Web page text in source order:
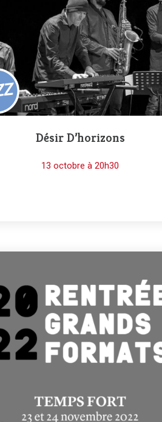
Désir D’horizons
13 octobre à 20h30